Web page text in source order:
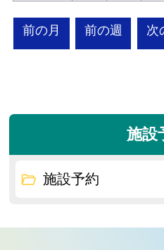
前の月 前の週 次
施設
施設予約